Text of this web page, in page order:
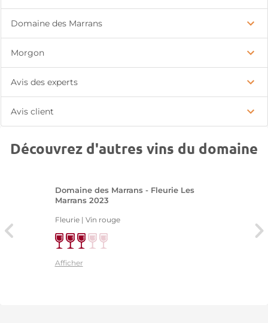
Domaine des Marrans
Morgon
Avis des experts
Avis client
Découvrez d'autres vins du domaine
Domaine des Marrans - Fleurie Les
Marrans 2023
Fleurie | Vin rouge
Afficher